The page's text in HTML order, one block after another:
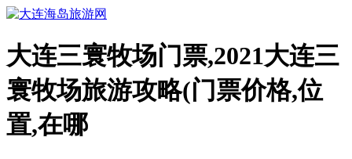
大连三寰牧场门票,2021大连三
寰牧场旅游攻略(门票价格,位
置,在哪